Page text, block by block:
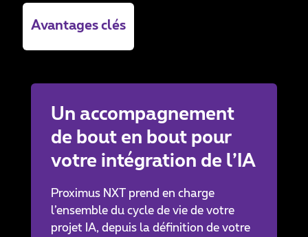
Avantages clés
Un accompagnement
de bout en bout pour
votre intégration de l’IA
Proximus NXT prend en charge
l’ensemble du cycle de vie de votre
projet IA, depuis la définition de votre